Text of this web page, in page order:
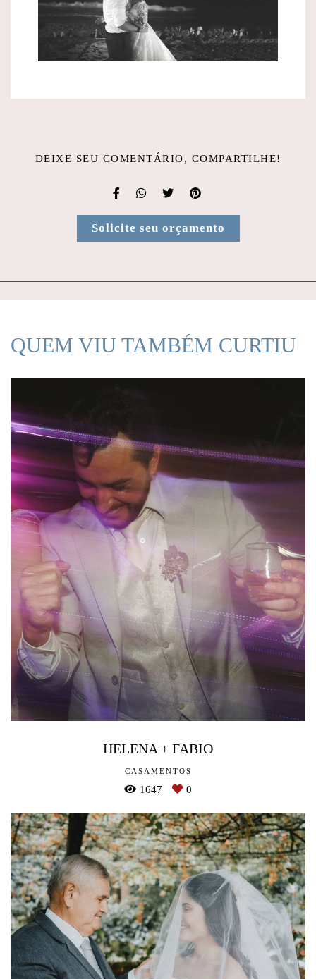
DEIXE SEU COMENTÁRIO, COMPARTILHE!
Solicite seu orçamento
QUEM VIU TAMBÉM CURTIU
HELENA + FABIO
CASAMENTOS
1647 0